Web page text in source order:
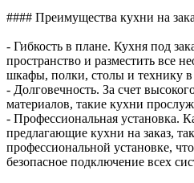
#### Преимущества кухни на
- Гибкость в плане. Кухня под
пространство и разместить все
шкафы, полки, столы и технику в
- Долговечность. За счет
материалов, такие кухни
- Профессиональная установка.
предлагающие кухни на заказ,
профессиональной установке,
безопасное подключение всех